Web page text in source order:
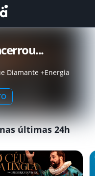
Diamante +Energia
últimas 24h